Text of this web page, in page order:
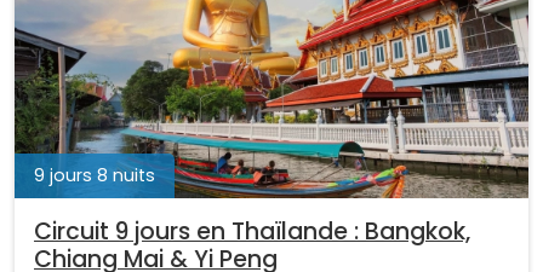
9 jours 8 nuits
Circuit 9 jours en Thaïlande : Bangkok,
Chiang Mai & Yi Peng